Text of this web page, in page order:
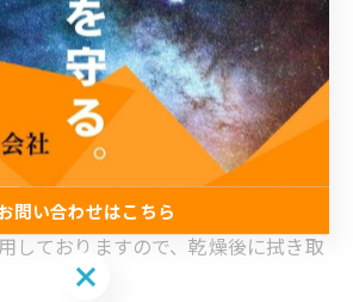
しておりますので、乾燥後に拭き取
お問い合わせはこちら
問い合わせはこちら